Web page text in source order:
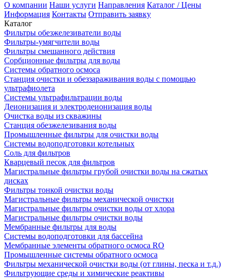
О компании Наши услуги Направления Каталог / Цены
Информация Контакты Отправить заявку
Каталог
Фильтры обезжелезиватели воды
Фильтры-умягчители воды
Фильтры смешанного действия
Сорбционные фильтры для воды
Системы обратного осмоса
Станция очистки и обеззараживания воды с помощью
ультрафиолета
Системы ультрафильтрации воды
Деионизация и электродеионизация воды
Очистка воды из скважины
Станция обезжелезивания воды
Промышленные фильтры для очистки воды
Системы водоподготовки котельных
Соль для фильтров
Кварцевый песок для фильтров
Магистральные фильтры грубой очистки воды на сжатых
дисках
Фильтры тонкой очистки воды
Магистральные фильтры механической очистки
Магистральные фильтры очистки воды от хлора
Магистральные фильтры очистки воды
Мембранные фильтры для воды
Системы водоподготовки для бассейна
Мембранные элементы обратного осмоса RO
Промышленные системы обратного осмоса
Фильтры механической очистки воды (от глины, песка и т.д.)
Фильтрующие среды и химические реактивы